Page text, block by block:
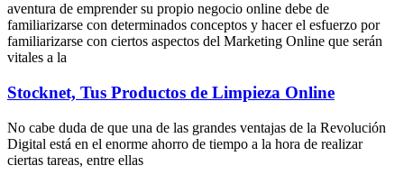
aventura de emprender su propio negocio online debe de
familiarizarse con determinados conceptos y hacer el esfuerzo por
familiarizarse con ciertos aspectos del Marketing Online que serán
vitales a la
Stocknet, Tus Productos de Limpieza Online
No cabe duda de que una de las grandes ventajas de la Revolución
Digital está en el enorme ahorro de tiempo a la hora de realizar
ciertas tareas, entre ellas